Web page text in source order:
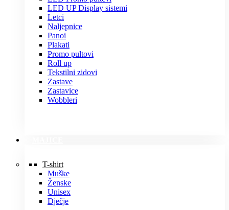
LED UP Display sistemi
Letci
Naljepnice
Panoi
Plakati
Promo pultovi
Roll up
Tekstilni zidovi
Zastave
Zastavice
Wobbleri
T-shirt
Muške
Ženske
Unisex
Dječje